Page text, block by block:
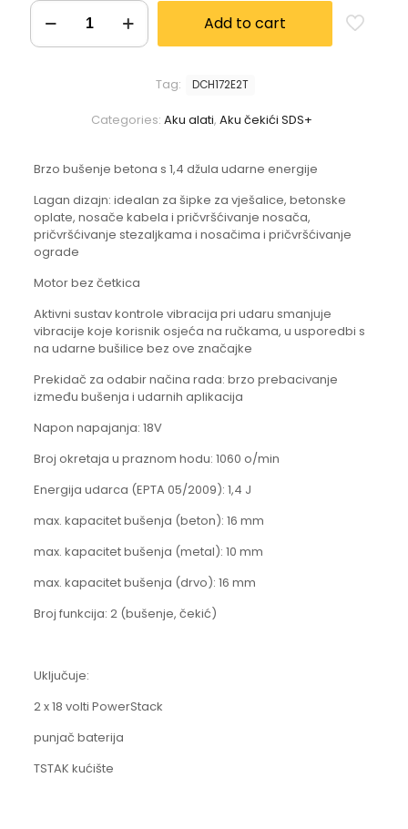
Add to cart
Categories: Aku alati, Aku čekići SDS+
Tag: DCH172E2T
Brzo bušenje betona s 1,4 džula udarne energije
Lagan dizajn: idealan za šipke za vješalice, betonske
oplate, nosače kabela i pričvršćivanje nosača,
pričvršćivanje stezaljkama i nosačima i pričvršćivanje
ograde
Motor bez četkica
Aktivni sustav kontrole vibracija pri udaru smanjuje
vibracije koje korisnik osjeća na ručkama, u usporedbi s
na udarne bušilice bez ove značajke
Prekidač za odabir načina rada: brzo prebacivanje
između bušenja i udarnih aplikacija
Napon napajanja: 18V
Broj okretaja u praznom hodu: 1060 o/min
Energija udarca (EPTA 05/2009): 1,4 J
max. kapacitet bušenja (beton): 16 mm
max. kapacitet bušenja (metal): 10 mm
max. kapacitet bušenja (drvo): 16 mm
Broj funkcija: 2 (bušenje, čekić)
Uključuje:
2 x 18 volti PowerStack
punjač baterija
TSTAK kućište